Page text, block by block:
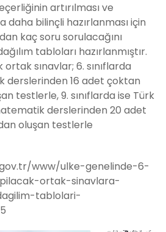
artırılması ve
daha bilinçli hazırlanması için
kaç soru sorulacağını
tabloları hazırlanmıştır.
sınavlar; 6. sınıflarda
derslerinden 16 adet çoktan
testlerle, 9. sınıflarda ise Türk
derslerinden 20 adet
oluşan testlerle
www/ulke-genelinde-6-
ortak-sinavlara-
tablolari-